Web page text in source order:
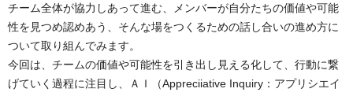
チーム全体が協力しあって進む、メンバーが自分たちの価値や可能
性を見つめ認めあう、そんな場をつくるための話し合いの進め方に
ついて取り組んでみます。
今回は、チームの価値や可能性を引き出し見える化して、行動に繋
げていく過程に注目し、ＡＩ（Appreciiative Inquiry：アプリシエイ